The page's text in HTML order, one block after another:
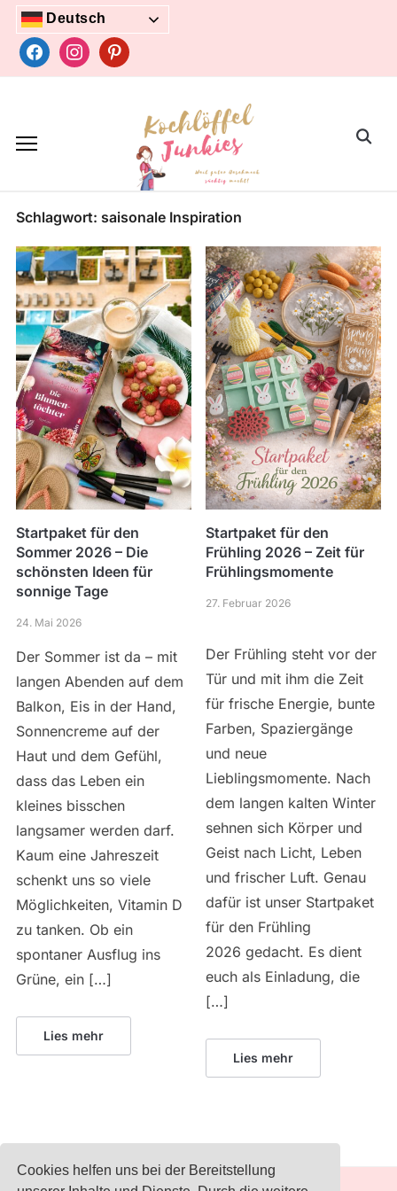
Cookies helfen uns bei der Bereitstellung
Skip
content
Deutsch
facebookinstagrampinterest
Search
Schlagwort: saisonale Inspiration
Startpaket für den
Sommer 2026 – Die
schönsten Ideen für
sonnige Tage
24. Mai 2026
Der Sommer ist da – mit
langen Abenden auf dem
Balkon, Eis in der Hand,
Sonnencreme auf der
Haut und dem Gefühl,
dass das Leben ein
kleines bisschen
langsamer werden darf.
Kaum eine Jahreszeit
schenkt uns so viele
Möglichkeiten, Vitamin D
zu tanken. Ob ein
spontaner Ausflug ins
Grüne, ein […]
Lies mehr
Startpaket für den
Frühling 2026 – Zeit für
Frühlingsmomente
27. Februar 2026
Der Frühling steht vor der
Tür und mit ihm die Zeit
für frische Energie, bunte
Farben, Spaziergänge
und neue
Lieblingsmomente. Nach
dem langen kalten Winter
sehnen sich Körper und
Geist nach Licht, Leben
und frischer Luft. Genau
dafür ist unser Startpaket
für den Frühling
2026 gedacht. Es dient
euch als Einladung, die
[…]
Lies mehr